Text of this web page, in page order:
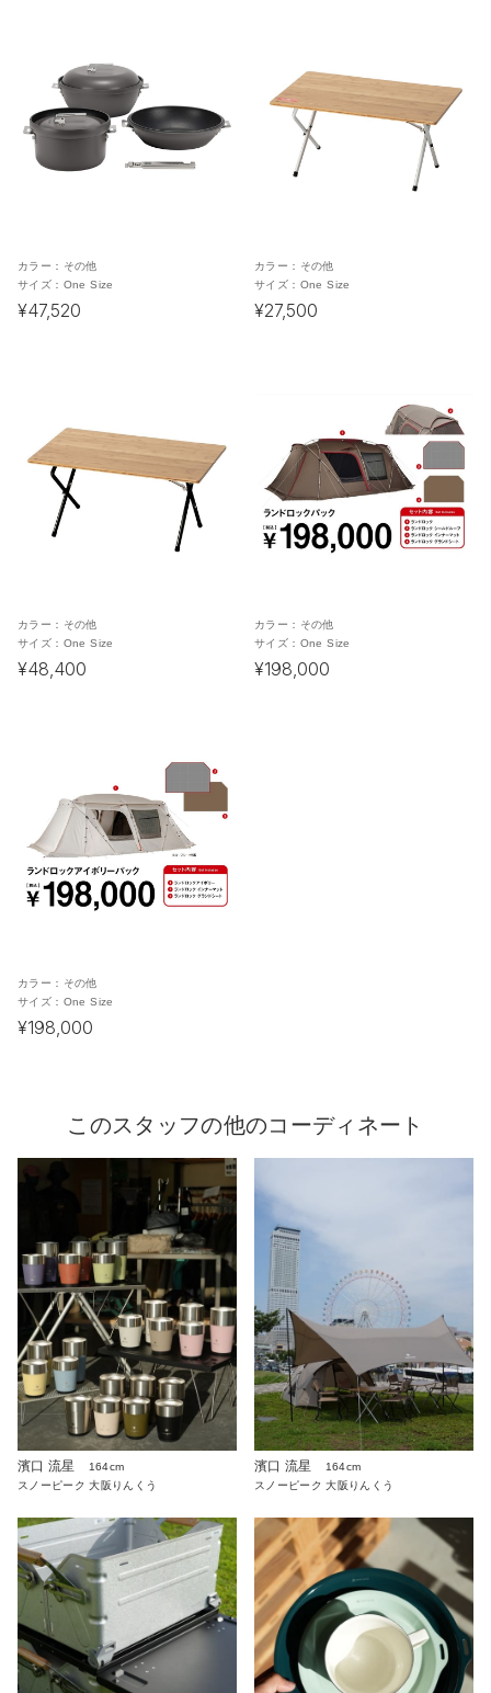
カラー： その他
サイズ： One Size
¥47,520
カラー： その他
サイズ： One Size
¥27,500
カラー： その他
サイズ： One Size
¥48,400
カラー： その他
サイズ： One Size
¥198,000
カラー： その他
サイズ： One Size
¥198,000
このスタッフの他のコーディネート
濱口 流星
164cm
スノーピーク 大阪りんくう
濱口 流星
164cm
スノーピーク 大阪りんくう